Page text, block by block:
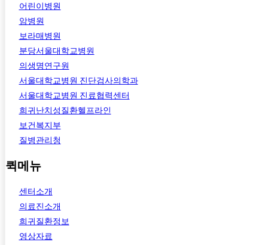
어린이병원
암병원
보라매병원
분당서울대학교병원
의생명연구원
서울대학교병원 진단검사의학과
서울대학교병원 진료협력센터
희귀난치성질환헬프라인
보건복지부
질병관리청
퀵메뉴
센터소개
의료진소개
희귀질환정보
영상자료